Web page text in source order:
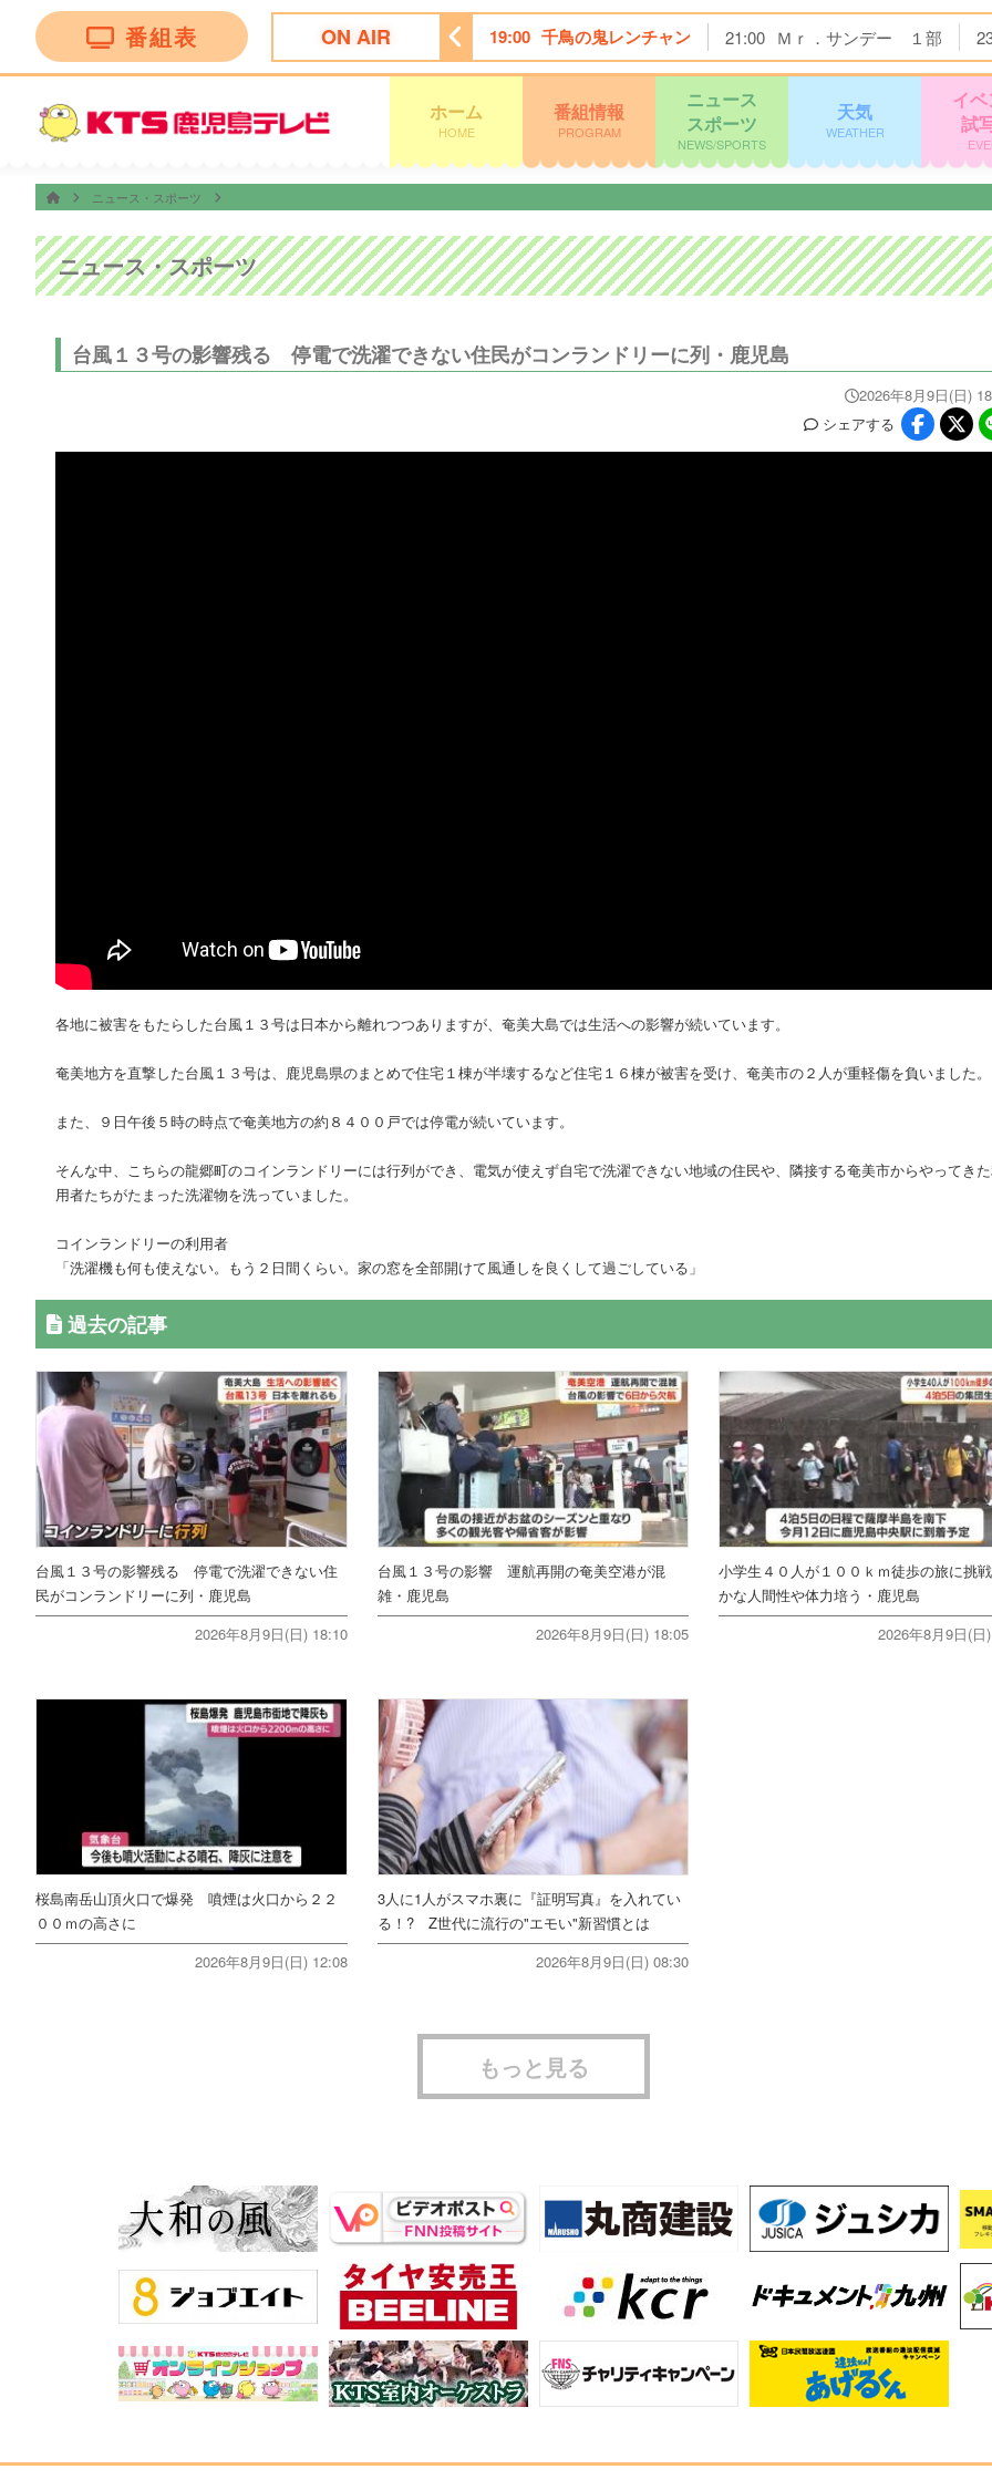
番組表 ON AIR
天気予報 18:00 ちびまる子ちゃん 18:30 サザエさん 19:00 千鳥の鬼レンチャン 21:00 Ｍｒ．サンデー １部
ホーム
HOME
番組情報
PROGRAM
ニュース
スポーツ
NEWS/SPORTS
天気
WEATHER
イ
試
ニュース・スポーツ
ニュース・スポーツ
台風１３号の影響残る 停電で洗濯できない住民がコンランドリーに列・鹿児島
2026年8月9日(日)
シェアする
各地に被害をもたらした台風１３号は日本から離れつつありますが、奄美大島では生活への影響が続いています。
奄美地方を直撃した台風１３号は、鹿児島県のまとめで住宅１棟が半壊するなど住宅１６棟が被害を受け、奄美市の２人が重軽傷を負いました。
また、９日午後５時の時点で奄美地方の約８４００戸では停電が続いています。
そんな中、こちらの龍郷町のコインランドリーには行列ができ、電気が使えず自宅で洗濯できない地域の住民や、隣接する奄美市からやってき
用者たちがたまった洗濯物を洗っていました。
コインランドリーの利用者
「洗濯機も何も使えない。もう２日間くらい。家の窓を全部開けて風通しを良くして過ごしている」
過去の記事
台風１３号の影響残る 停電で洗濯できない住
民がコンランドリーに列・鹿児島
2026年8月9日(日) 18:10
台風１３号の影響 運航再開の奄美空港が混
雑・鹿児島
2026年8月9日(日) 18:05
小学生４０人が１００ｋｍ徒歩の旅に挑
かな人間性や体力培う・鹿児島
2026年8月9日(日
桜島南岳山頂火口で爆発 噴煙は火口から２２
００ｍの高さに
2026年8月9日(日) 12:08
3人に1人がスマホ裏に『証明写真』を入れてい
る！? Z世代に流行の"エモい"新習慣とは
2026年8月9日(日) 08:30
もっと見る